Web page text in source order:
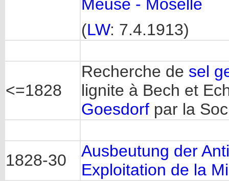
Meuse - Moselle
(LW: 7.4.1913)
<=1828
Recherche de sel
lignite à Bech et
Goesdorf par la
1828-30
Ausbeutung der
Exploitation de la